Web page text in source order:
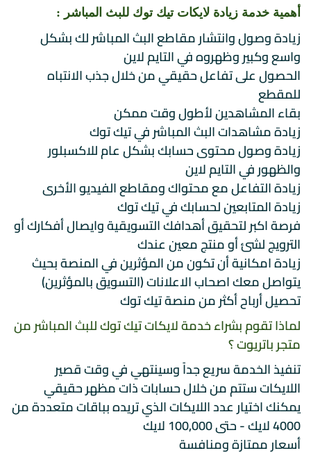
أهمية خدمة زيادة لايكات تيك توك للبث المباشر :
زيادة وصول وانتشار مقاطع البث المباشر لك بشكل
واسع وكبير وظهروه في التايم لاين
الحصول على تفاعل حقيقي من خلال جذب الانتباه
للمقطع
بقاء المشاهدين لأطول وقت ممكن
زيادة مشاهدات البث المباشر في تيك توك
زيادة وصول محتوى حسابك بشكل عام للاكسبلور
والظهور في التايم لاين
زيادة التفاعل مع محتواك ومقاطع الفيديو الأخرى
زيادة المتابعين لحسابك في تيك توك
فرصة اكبر لتحقيق أهدافك التسويقية وايصال أفكارك أو
الترويج لشئ أو منتج معين عندك
زيادة امكانية أن تكون من المؤثرين في المنصة بحيث
يتواصل معك اصحاب الاعلانات (التسويق بالمؤثرين)
تحصيل أرباح أكثر من منصة تيك توك
لماذا تقوم بشراء خدمة لايكات تيك توك للبث المباشر من
متجر باتريوت ؟
تنفيذ الخدمة سريع جداً وسينتهي في وقت قصير
اللايكات ستتم من خلال حسابات ذات مظهر حقيقي
يمكنك اختيار عدد اللايكات الذي تريده بباقات متعددة من
4000 لايك - حتى 100,000 لايك
أسعار ممتازة ومنافسة